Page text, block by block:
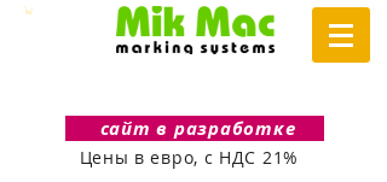
сайт в разработке
Цены в евро, с НДС 21%